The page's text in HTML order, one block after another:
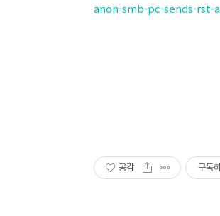
anon-smb-pc-sends-
공감 구독